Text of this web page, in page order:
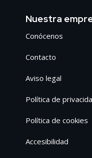
Nuestra
Conócenos
Contacto
Aviso legal
Política de
Política de cookies
Accesibilidad